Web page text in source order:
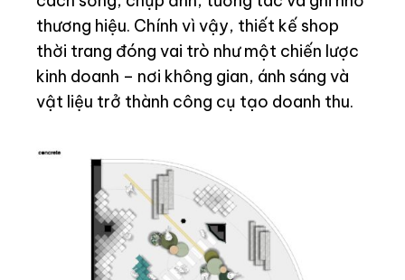
thương hiệu. Chính vì vậy, thiết kế shop
thời trang đóng vai trò như một chiến lược
kinh doanh – nơi không gian, ánh sáng và
vật liệu trở thành công cụ tạo doanh thu.